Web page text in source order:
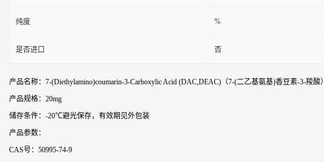
纯度 %
是否进口 否
产品名称：7-(Diethylamino)coumarin-3-Carboxylic Acid (DAC,DEAC)（7-(二乙基氨基)香豆素-3-羧酸）
产品规格：20mg
储存条件：-20℃避光保存，有效期见外包装
产品参数：
CAS号：50995-74-9